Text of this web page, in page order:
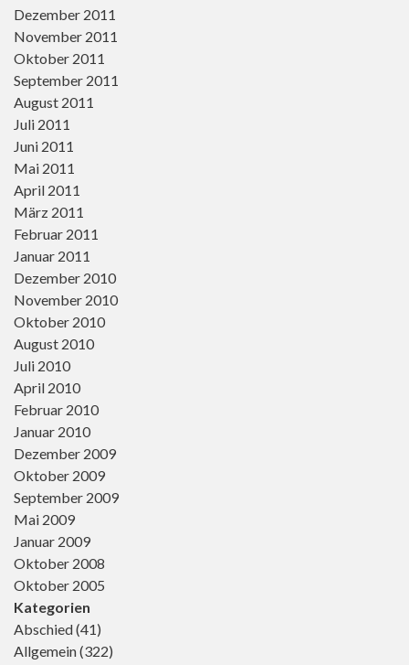
Dezember 2011
November 2011
Oktober 2011
September 2011
August 2011
Juli 2011
Juni 2011
Mai 2011
April 2011
März 2011
Februar 2011
Januar 2011
Dezember 2010
November 2010
Oktober 2010
August 2010
Juli 2010
April 2010
Februar 2010
Januar 2010
Dezember 2009
Oktober 2009
September 2009
Mai 2009
Januar 2009
Oktober 2008
Oktober 2005
Kategorien
Abschied(41)
Allgemein(322)